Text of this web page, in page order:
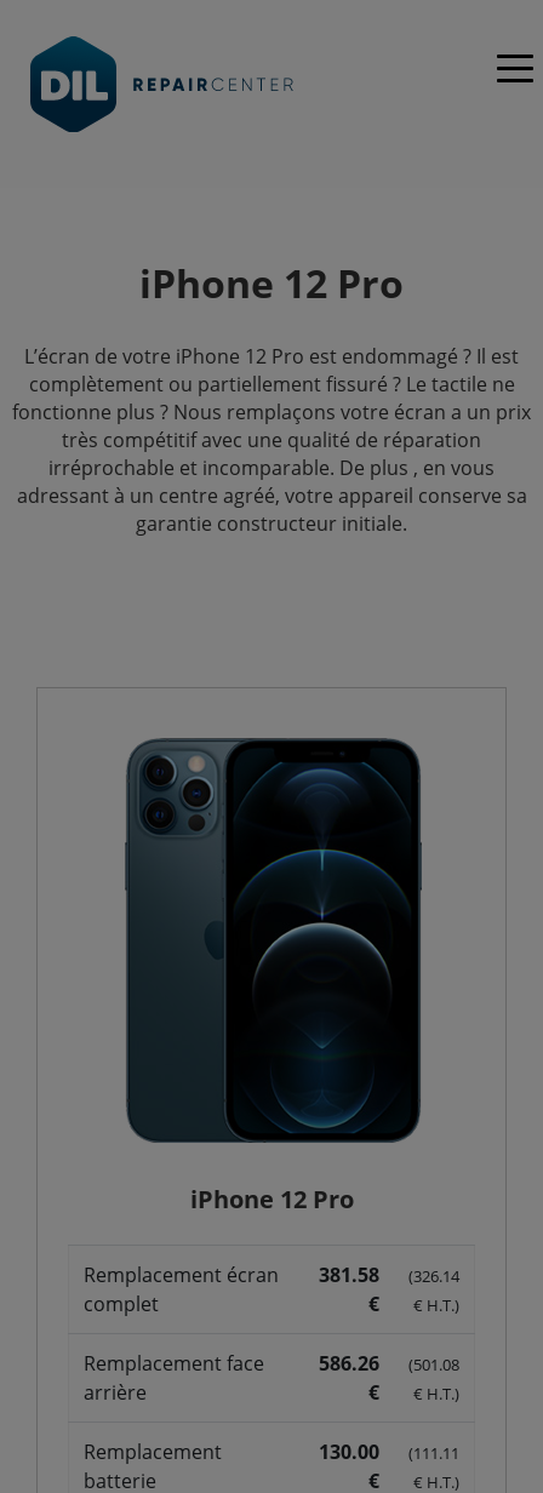
iPhone 12 Pro
L’écran de votre iPhone 12 Pro est endommagé ? Il est
complètement ou partiellement fissuré ? Le tactile ne
fonctionne plus ? Nous remplaçons votre écran a un prix
très compétitif avec une qualité de réparation
irréprochable et incomparable. De plus , en vous
adressant à un centre agréé, votre appareil conserve sa
garantie constructeur initiale.
iPhone 12 Pro
Remplacement écran
complet
381.58
€
(326.14
€ H.T.)
Remplacement face
arrière
586.26
€
(501.08
€ H.T.)
Remplacement
batterie
130.00
€
(111.11
€ H.T.)